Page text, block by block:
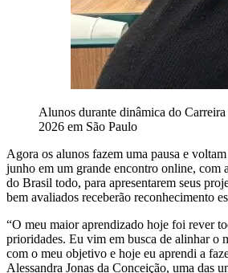
Alunos durante dinâmica do
2026 em São Paulo
Agora os alunos fazem uma pausa e
junho em um grande encontro online, com
do Brasil todo, para apresentarem seus
bem avaliados receberão reconhecimento
“O meu maior aprendizado hoje foi rever
prioridades. Eu vim em busca de alinhar o
com o meu objetivo e hoje eu aprendi a
Alessandra Jonas da Conceição, uma das